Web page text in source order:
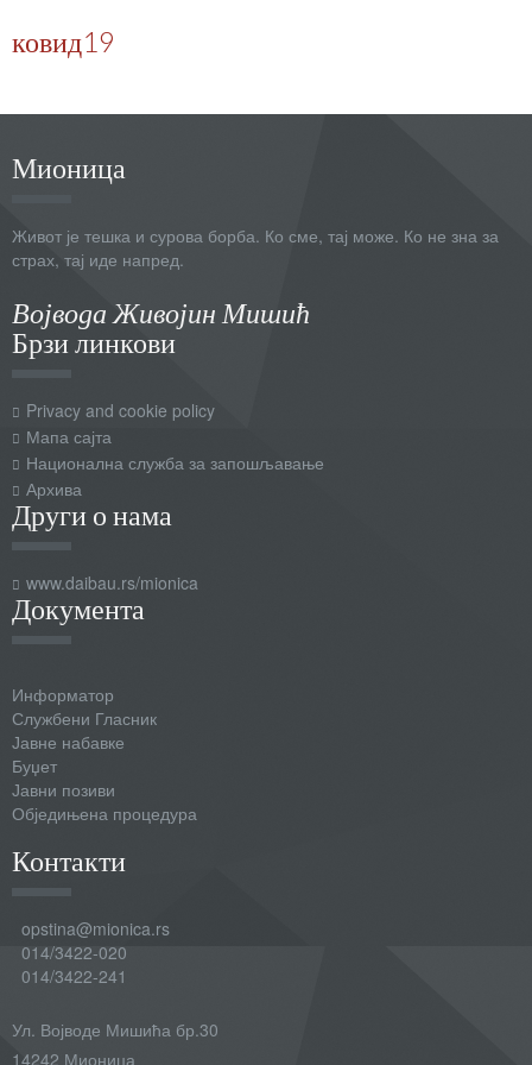
ковид19
Мионица
Живот је тешка и сурова борба. Ко сме, тај може. Ко не зна за
страх, тај иде напред.
Војвода Живојин Мишић
Брзи линкови
Privacy and cookie policy
Мапа сајта
Национална служба за запошљавање
Архива
Други о нама
www.daibau.rs/mionica
Документа
Информатор
Службени Гласник
Јавне набавке
Буџет
Јавни позиви
Обједињена процедура
Контакти
opstina@mionica.rs
014/3422-020
014/3422-241
Ул. Војводе Мишића бр.30
14242 Мионица